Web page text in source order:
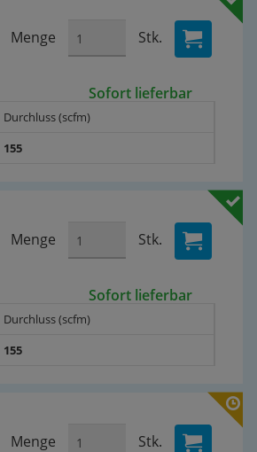
Menge Stk.
Sofort lieferbar
Durchluss (scfm)
155
Menge Stk.
Sofort lieferbar
Durchluss (scfm)
155
Menge Stk.